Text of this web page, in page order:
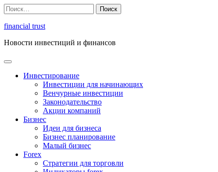
Перейти
к
содержимому
Найти:
financial trust
Новости инвестиций и финансов
Инвестирование
Инвестиции для начинающих
Венчурные инвестиции
Законодательство
Акции компаний
Бизнес
Идеи для бизнеса
Бизнес планирование
Малый бизнес
Forex
Стратегии для торговли